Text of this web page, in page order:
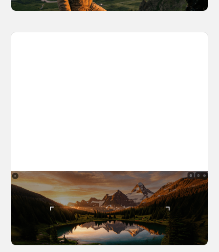
The World Builder's Handbook
Build a world once, shoot from it forever. Your
complete guide to creating, navigating, and
capturing inside OpenArt Worlds.
March 25, 2026